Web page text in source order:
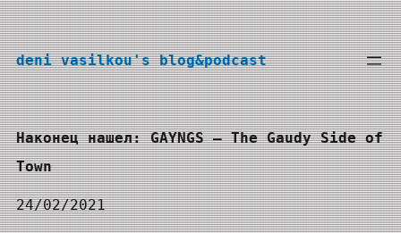
Перейти
к
содержимому
deni vasilkou's blog&podcast
Наконец нашел: GAYNGS — The Gaudy Side of
Town
24/02/2021